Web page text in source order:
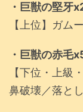
・巨獣の堅牙
【上位】ガム
・巨獣の赤毛
【下位・上級
鼻破壊／落と